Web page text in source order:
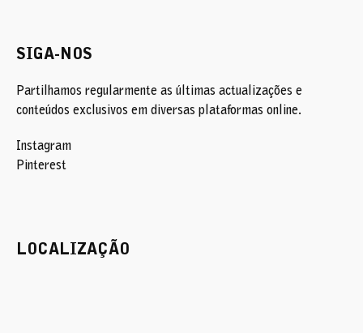
SIGA-NOS
Partilhamos regularmente as últimas actualizações e
conteúdos exclusivos em diversas plataformas online.
Instagram
Pinterest
LOCALIZAÇÃO